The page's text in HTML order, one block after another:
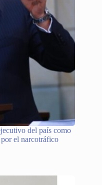
del país como
el narcotráfico